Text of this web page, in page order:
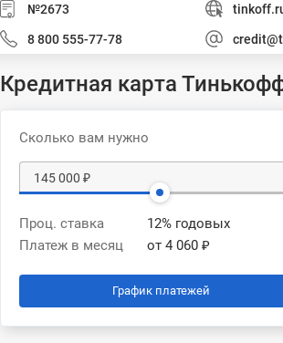
№2673
8 800 555-77-78
Кредитная карта
Сколько вам нужно
Проц. ставка
12% годовых
Платеж в месяц
от 4 060 ₽
График платежей